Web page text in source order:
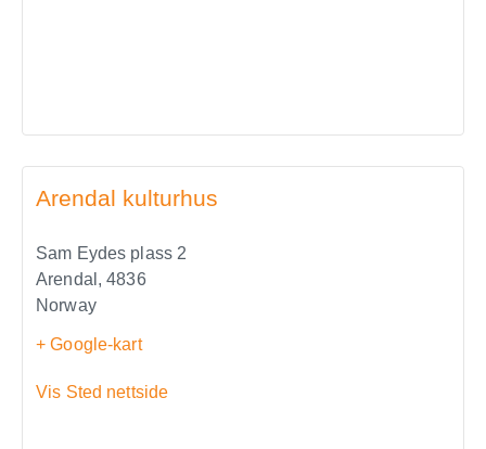
Arendal kulturhus
Sam Eydes plass 2
Arendal , 4836
Norway
+ Google-kart
Vis Sted nettside